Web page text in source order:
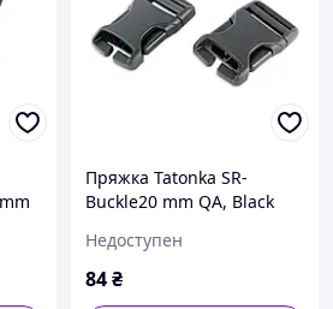
Пряжка Tatonka SR-
Buckle20 mm QA, Black
Tatonka SR-Buckle20 mm
QA, Black (TAT 3371.040)
Недоступен
84₴